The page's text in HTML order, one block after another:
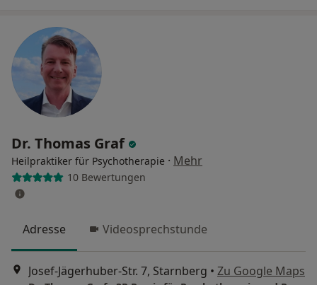
Dr. Thomas Graf
Heilpraktiker für Psychotherapie · Mehr
10 Bewertungen
Adresse Videosprechstunde
Josef-Jägerhuber-Str. 7, Starnberg • Zu Google Maps